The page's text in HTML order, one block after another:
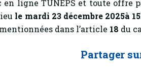
ligne TUNEPS et toute offre
le mardi 23 décembre 2025à
dans l’article 18 du
Partager